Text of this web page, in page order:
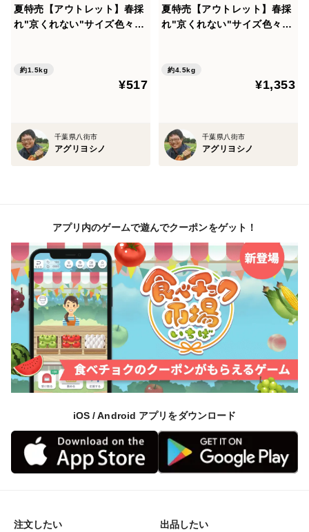
西洋にんじんと比較すると、少し長めのサイズです。西
洋にんじんが15cm程度なところ、京くれないは20cm〜
重さは太さによって変わります。
サイズいろいろにて、
を参考にしてください。
【こだわりは？】
緑肥などを畑にすき込み、有効微生物資材の投入により
肥やした土壌で大切に育てられた温室育ちの「春採れ京
くれない」です。
【注意事項は？】
基本的には、金曜日発送を予定していますが、
天候や、作業の都合などにより、発送日が前後する場合
がありますので、ご了承ください😌
https://www.takii.co.jp/CGI/tsk/shohin/shohin.cgi?
夏特売【アウトレット】春採
れ"京くれない"サイズ色々☆
約1.5kg
¥517
千葉県八街市
アグリヨシノ
夏特売【アウトレット】春採
れ"京くれない"サイズ色々☆
約4.5kg
¥1,353
千葉県八街市
アグリヨシノ
アプリ内のゲームで遊んでクーポンをゲット！
iOS / Android アプリをダウンロード
注文したい 出品したい